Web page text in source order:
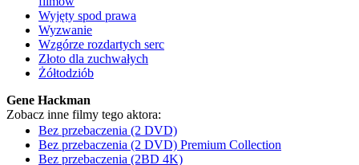
Wyjęty spod prawa
Wyzwanie
Wzgórze rozdartych serc
Złoto dla zuchwałych
Żółtodziób
Gene Hackman
Zobacz inne filmy tego aktora:
Bez przebaczenia (2 DVD)
Bez przebaczenia (2 DVD) Premium Collection
Bez przebaczenia (2BD 4K)